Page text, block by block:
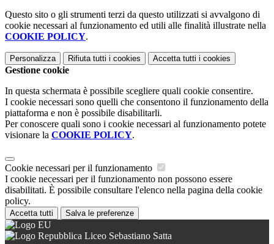
Questo sito o gli strumenti terzi da questo utilizzati si avvalgono di
cookie necessari al funzionamento ed utili alle finalità illustrate nella
COOKIE POLICY.
Personalizza Rifiuta tutti i cookies Accetta tutti i cookies
Gestione cookie
In questa schermata è possibile scegliere quali cookie consentire.
I cookie necessari sono quelli che consentono il funzionamento della
piattaforma e non è possibile disabilitarli.
Per conoscere quali sono i cookie necessari al funzionamento potete
visionare la COOKIE POLICY.
Cookie necessari per il funzionamento
I cookie necessari per il funzionamento non possono essere
disabilitati. È possibile consultare l'elenco nella pagina della cookie
policy.
Accetta tutti Salva le preferenze
Liceo Sebastiano Satta